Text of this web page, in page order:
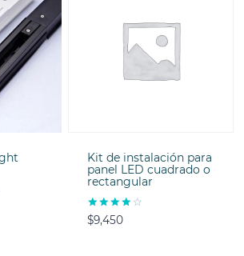
Kit de instalación para
panel LED cuadrado o
rectangular
Valorado
con
$9,450